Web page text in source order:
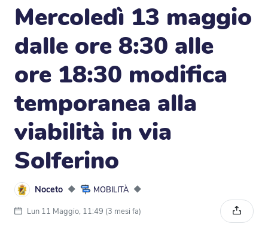
Mercoledì 13 maggio
dalle ore 8:30 alle
ore 18:30 modifica
temporanea alla
viabilità in via
Solferino
Noceto ◆ MOBILITÀ ◆
Lun 11 Maggio, 11:49 (3 mesi fa)